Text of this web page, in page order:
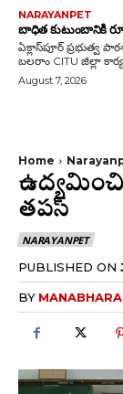
NARAYANPET
బాధిత కుటుంబానికి
ఏక్లాస్‌పూర్ ప్రభుత్వ
August 7, 2026